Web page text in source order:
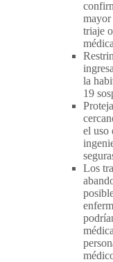
mayor
triaje
la
19
el uso
Los